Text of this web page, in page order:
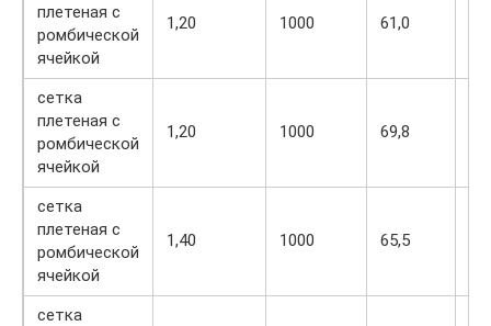
плетеная с
ромбической
ячейкой
1,20 1000 61,0
сетка
плетеная с
ромбической
ячейкой
1,20 1000 69,8
сетка
плетеная с
ромбической
ячейкой
1,40 1000 65,5
сетка